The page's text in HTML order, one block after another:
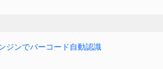
ジンでバーコード自動認識